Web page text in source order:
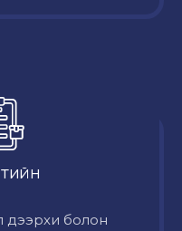
дээрхи болон